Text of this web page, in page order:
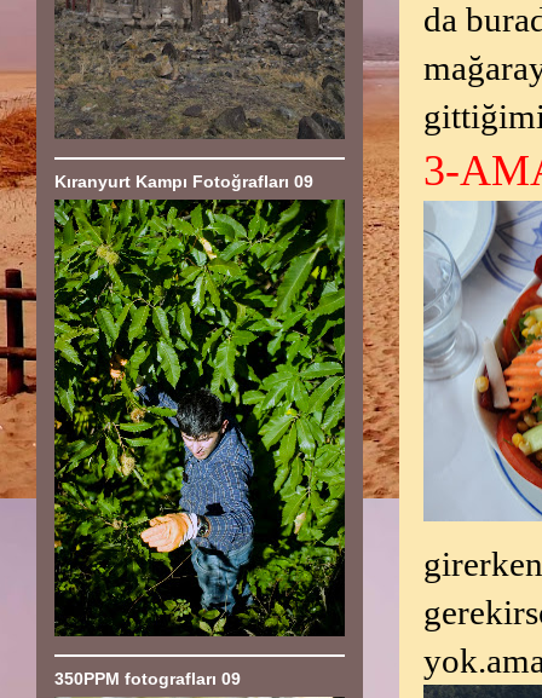
da
3-
Kıranyurt Kampı Fotoğrafları 09
350PPM fotografları 09